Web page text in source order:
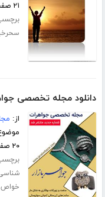
۲۱ صفحه
دانلود مجله تخصصی جواهرات -
از:
۲۰ صفحه
خواص